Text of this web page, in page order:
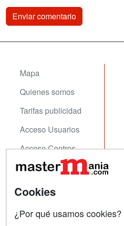
Mapa
Quienes somos
Tarifas publicidad
Acceso Usuarios
Acceso Centros
Contactar
Cookies
¿Por qué usamos cookies?